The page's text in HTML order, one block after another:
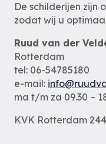
De schilderijen zijn
zodat wij u
Ruud van der
Rotterdam
tel: 06-54785180
e-mail:
ma t/m za 09.30 –
KVK Rotterdam